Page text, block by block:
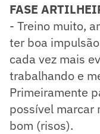
FASE
​- Treino muito,
ter boa
cada vez mais
trabalhando e
Primeiramente
possível marcar
bom (risos).